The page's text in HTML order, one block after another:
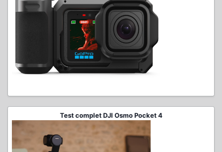
Test complet DJI Osmo Pocket 4